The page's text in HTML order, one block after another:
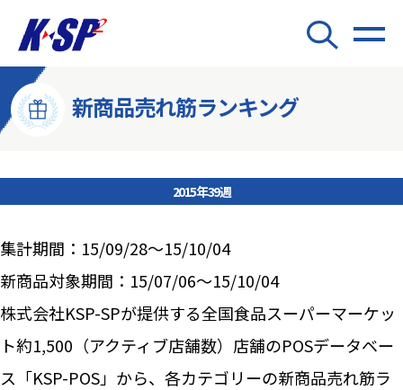
新商品売れ筋ランキング
2015年39週
集計期間：15/09/28～15/10/04
新商品対象期間：15/07/06～15/10/04
株式会社KSP-SPが提供する全国食品スーパーマーケッ
ト約1,500（アクティブ店舗数）店舗のPOSデータベー
ス「KSP-POS」から、各カテゴリーの新商品売れ筋ラ